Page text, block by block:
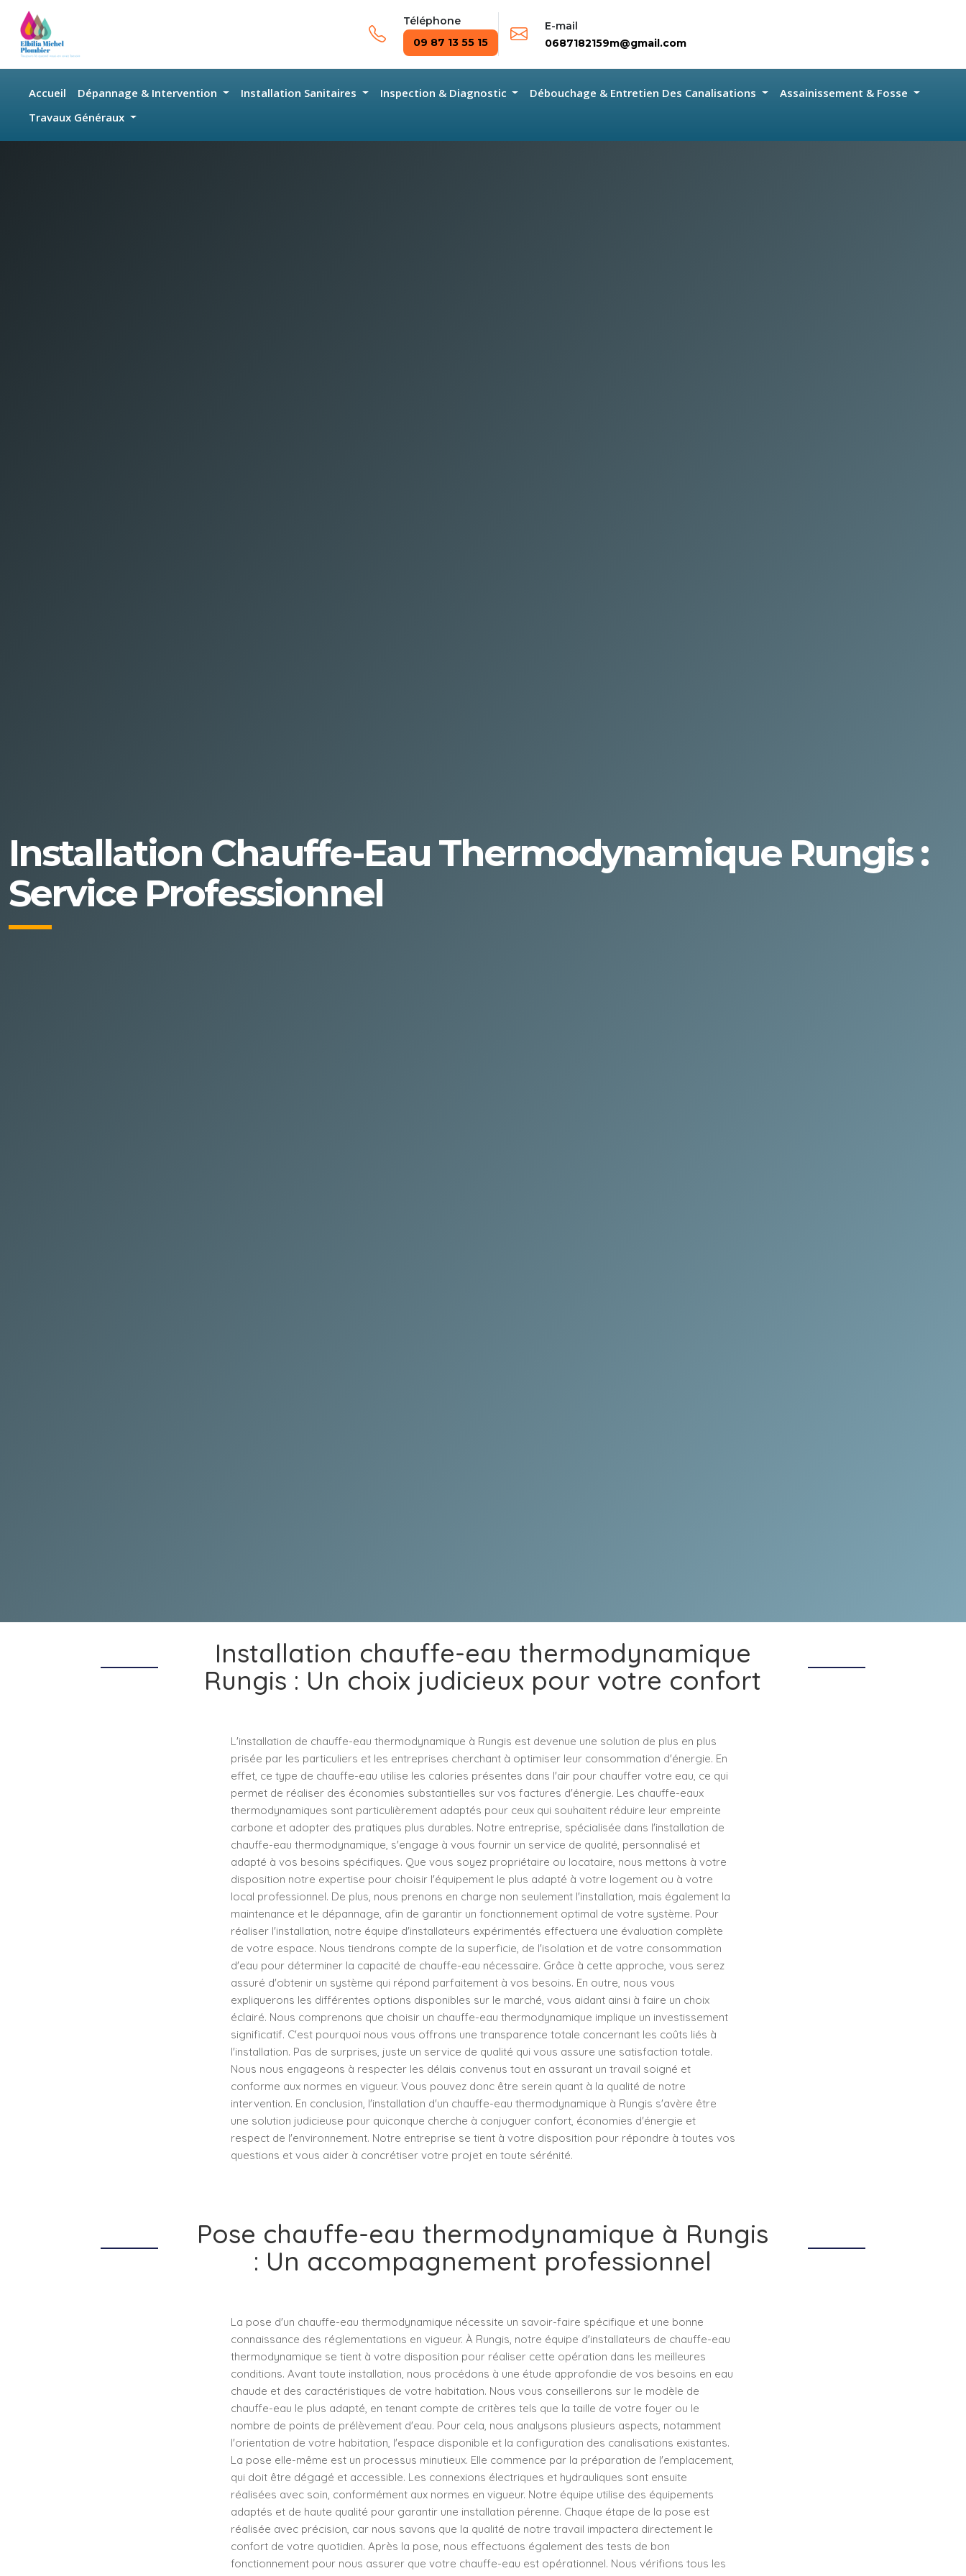
Skip to main content
Téléphone
09 87 13 55 15
E-mail
0687182159m@gmail.com
Accueil Dépannage & Intervention Installation Sanitaires Inspection & Diagnostic Débouchage & Entretien Des Canalisations
Assainissement & Fosse
Travaux Généraux
Installation Chauffe-Eau Thermodynamique Rungis :
Service Professionnel
Installation chauffe-eau thermodynamique
Rungis : Un choix judicieux pour votre confort
L'installation de chauffe-eau thermodynamique à Rungis est devenue une solution de plus en plus
prisée par les particuliers et les entreprises cherchant à optimiser leur consommation d'énergie. En
effet, ce type de chauffe-eau utilise les calories présentes dans l'air pour chauffer votre eau, ce qui
permet de réaliser des économies substantielles sur vos factures d'énergie. Les chauffe-eaux
thermodynamiques sont particulièrement adaptés pour ceux qui souhaitent réduire leur empreinte
carbone et adopter des pratiques plus durables. Notre entreprise, spécialisée dans l'installation de
chauffe-eau thermodynamique, s'engage à vous fournir un service de qualité, personnalisé et
adapté à vos besoins spécifiques. Que vous soyez propriétaire ou locataire, nous mettons à votre
disposition notre expertise pour choisir l'équipement le plus adapté à votre logement ou à votre
local professionnel. De plus, nous prenons en charge non seulement l'installation, mais également la
maintenance et le dépannage, afin de garantir un fonctionnement optimal de votre système. Pour
réaliser l'installation, notre équipe d'installateurs expérimentés effectuera une évaluation complète
de votre espace. Nous tiendrons compte de la superficie, de l'isolation et de votre consommation
d'eau pour déterminer la capacité de chauffe-eau nécessaire. Grâce à cette approche, vous serez
assuré d'obtenir un système qui répond parfaitement à vos besoins. En outre, nous vous
expliquerons les différentes options disponibles sur le marché, vous aidant ainsi à faire un choix
éclairé. Nous comprenons que choisir un chauffe-eau thermodynamique implique un investissement
significatif. C'est pourquoi nous vous offrons une transparence totale concernant les coûts liés à
l'installation. Pas de surprises, juste un service de qualité qui vous assure une satisfaction totale.
Nous nous engageons à respecter les délais convenus tout en assurant un travail soigné et
conforme aux normes en vigueur. Vous pouvez donc être serein quant à la qualité de notre
intervention. En conclusion, l'installation d'un chauffe-eau thermodynamique à Rungis s'avère être
une solution judicieuse pour quiconque cherche à conjuguer confort, économies d'énergie et
respect de l'environnement. Notre entreprise se tient à votre disposition pour répondre à toutes vos
questions et vous aider à concrétiser votre projet en toute sérénité.
Pose chauffe-eau thermodynamique à Rungis
: Un accompagnement professionnel
La pose d'un chauffe-eau thermodynamique nécessite un savoir-faire spécifique et une bonne
connaissance des réglementations en vigueur. À Rungis, notre équipe d'installateurs de chauffe-eau
thermodynamique se tient à votre disposition pour réaliser cette opération dans les meilleures
conditions. Avant toute installation, nous procédons à une étude approfondie de vos besoins en eau
chaude et des caractéristiques de votre habitation. Nous vous conseillerons sur le modèle de
chauffe-eau le plus adapté, en tenant compte de critères tels que la taille de votre foyer ou le
nombre de points de prélèvement d'eau. Pour cela, nous analysons plusieurs aspects, notamment
l'orientation de votre habitation, l'espace disponible et la configuration des canalisations existantes.
La pose elle-même est un processus minutieux. Elle commence par la préparation de l'emplacement,
qui doit être dégagé et accessible. Les connexions électriques et hydrauliques sont ensuite
réalisées avec soin, conformément aux normes en vigueur. Notre équipe utilise des équipements
adaptés et de haute qualité pour garantir une installation pérenne. Chaque étape de la pose est
réalisée avec précision, car nous savons que la qualité de notre travail impactera directement le
confort de votre quotidien. Après la pose, nous effectuons également des tests de bon
fonctionnement pour nous assurer que votre chauffe-eau est opérationnel. Nous vérifions tous les